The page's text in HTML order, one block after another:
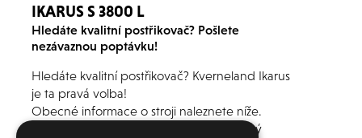
IKARUS S 3800 L
Hledáte kvalitní postřikovač? Pošlete
nezávaznou poptávku!
Hledáte kvalitní postřikovač? Kverneland Ikarus
je ta pravá volba!
Obecné informace o stroji naleznete níže.
Máte zájem o cenovou nabídku nebo jiný